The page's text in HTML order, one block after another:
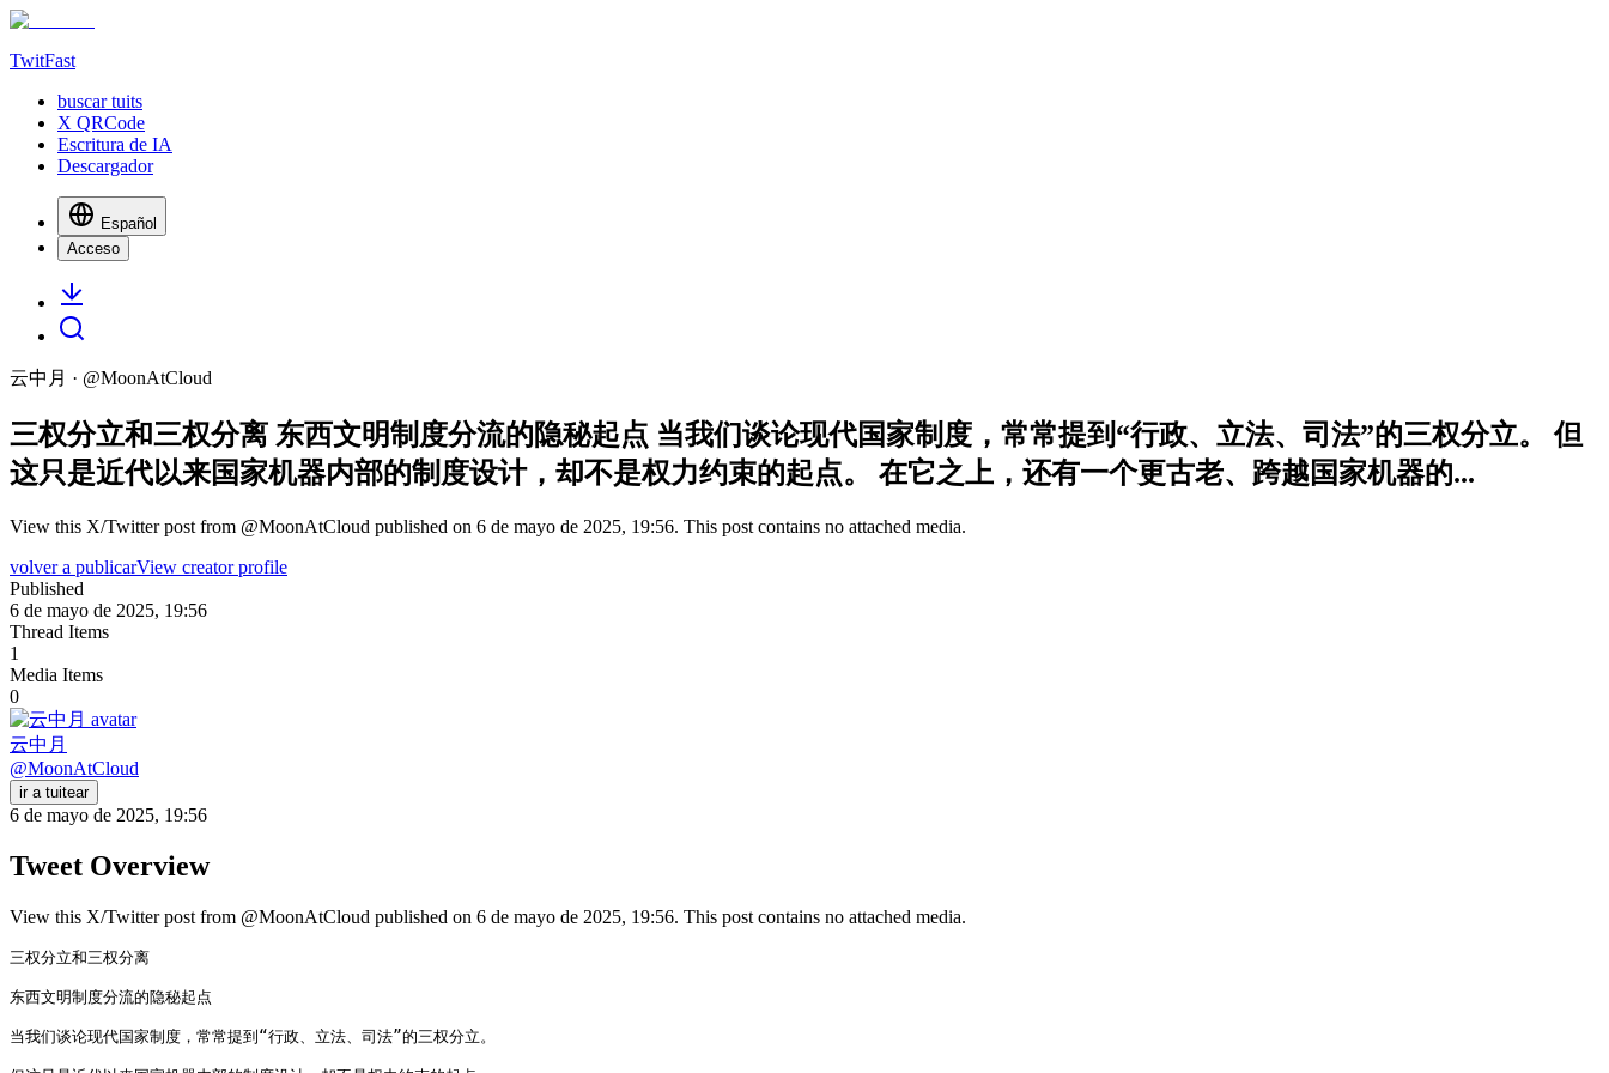
TwitFast
buscar tuits
X QRCode
Escritura de IA
Descargador
Español
Acceso
云中月 · @MoonAtCloud
三权分立和三权分离 东西文明制度分流的隐秘起点 当我们谈论现代国家制度，常常提到“行政、立法、司法”的三权分立。 但
这只是近代以来国家机器内部的制度设计，却不是权力约束的起点。 在它之上，还有一个更古老、跨越国家机器的...
View this X/Twitter post from @MoonAtCloud published on 6 de mayo de 2025, 19:56. This post contains no attached media.
volver a publicarView creator profile
Published
6 de mayo de 2025, 19:56
Thread Items
1
Media Items
0
云中月
@MoonAtCloud
ir a tuitear
6 de mayo de 2025, 19:56
Tweet Overview
View this X/Twitter post from @MoonAtCloud published on 6 de mayo de 2025, 19:56. This post contains no attached media.
三权分立和三权分离
东西文明制度分流的隐秘起点
当我们谈论现代国家制度，常常提到“行政、立法、司法”的三权分立。